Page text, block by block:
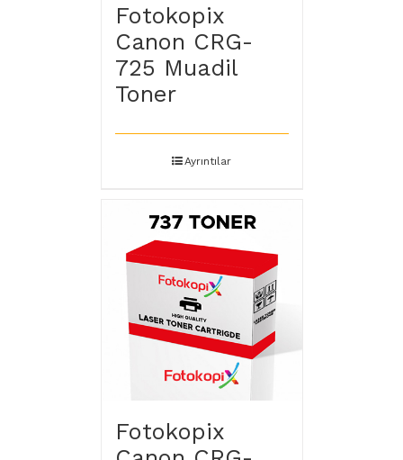
Fotokopix
Canon CRG-
725 Muadil
Toner
Ayrıntılar
Fotokopix